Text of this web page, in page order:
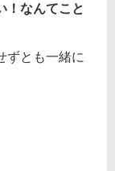
！なんてこと
ずとも一緒に